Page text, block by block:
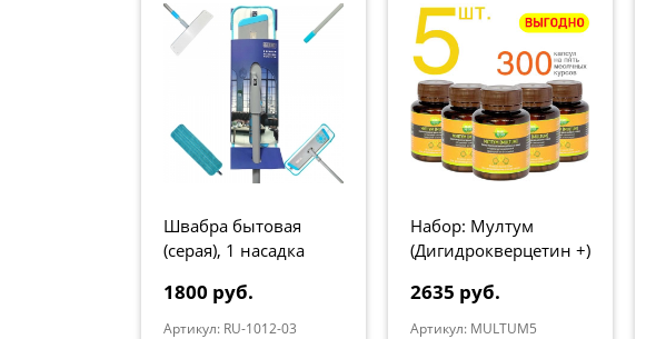
Швабра бытовая
(серая), 1 насадка
"Premium"
1800 руб.
Артикул: RU-1012-03
Набор: Мултум
(Дигидрокверцетин +)
2635 руб.
Артикул: MULTUM5